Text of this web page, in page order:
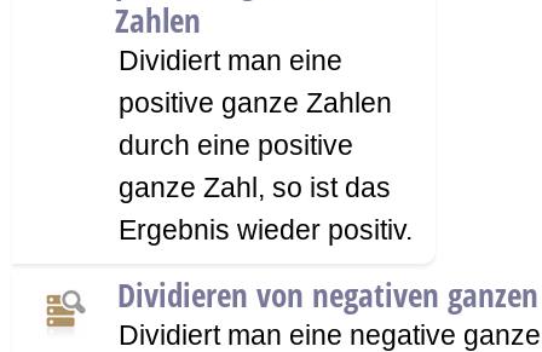
Zahlen
Dividiert man eine
positive ganze Zahlen
durch eine positive
ganze Zahl, so ist das
Ergebnis wieder positiv.
Dividieren von negativen
Dividiert man eine negative